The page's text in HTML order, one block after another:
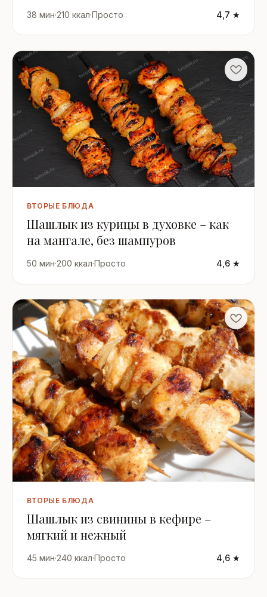
38 мин·210 ккал·Просто 4,7 ★
ВТОРЫЕ БЛЮДА
Шашлык из курицы в духовке – как
на мангале, без шампуров
50 мин·200 ккал·Просто 4,6 ★
ВТОРЫЕ БЛЮДА
Шашлык из свинины в кефире –
мягкий и нежный
45 мин·240 ккал·Просто 4,6 ★